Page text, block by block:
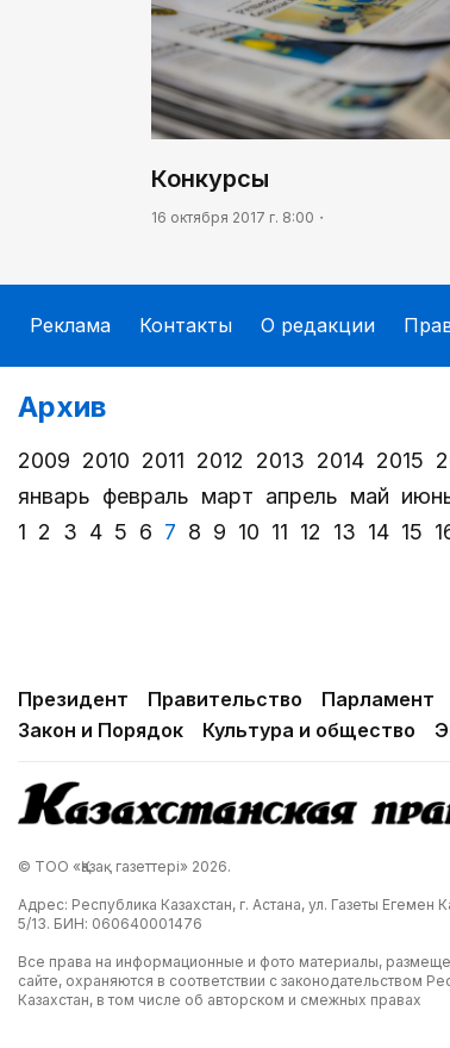
Конкурсы
16 октября 2017 г. 8:00
Реклама Контакты О редакции
Архив
2009 2010 2011 2012 2013 2014 2015
январь февраль март апрель май
1 2 3 4 5 6 7 8 9 10 11 12 13 14 15
Президент Правительство Парламент
Закон и Порядок
Культура и общество
© ТОО «Қазақ газеттері» 2026.
Адрес: Республика Казахстан, г. Астана, ул. Газеты Егемен
5/13. БИН: 060640001476
Все права на информационные и фото материалы,
сайте, охраняются в соответствии с законодательством
Казахстан, в том числе об авторском и смежных правах